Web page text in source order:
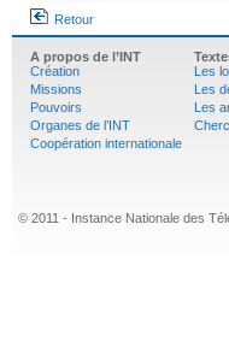
Retour
A propos de l’INT
Création
Missions
Pouvoirs
Organes de l’INT
Coopération internationale
Les
Les
Les
© 2011 - Instance Nationale des